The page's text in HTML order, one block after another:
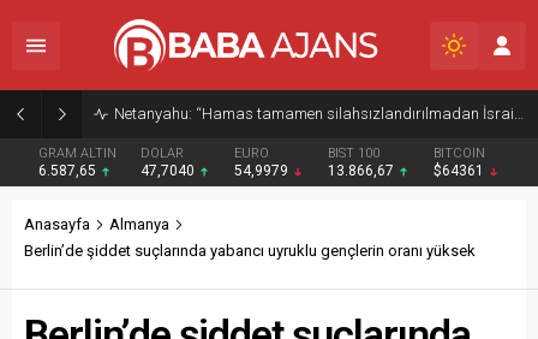
Netanyahu: “Hamas tamamen silahsızlandırılmadan İsrail Gazze’den çekilmeyecek”
GRAM ALTIN
6.587,65
DOLAR
47,7040
EURO
54,9979
BIST 100
13.866,67
BITCOIN
$64361
Anasayfa
Almanya
Berlin’de şiddet suçlarında yabancı uyruklu gençlerin oranı yüksek